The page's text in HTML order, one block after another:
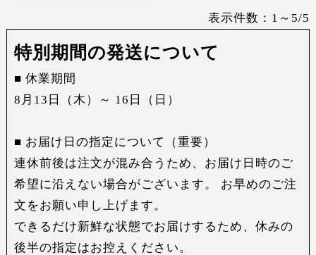
表示件数：1～5/5
特別期間の発送について
■ 休業期間
8月13日（木）～ 16日（日）
■ お届け日の指定について（重要）
連休前後は注文が混み合うため、お届け日時のご
希望に沿えない場合がございます。 お早めのご注
文をお願い申し上げます。
できるだけ新鮮な状態でお届けするため、休みの
後半の指定はお控えください。